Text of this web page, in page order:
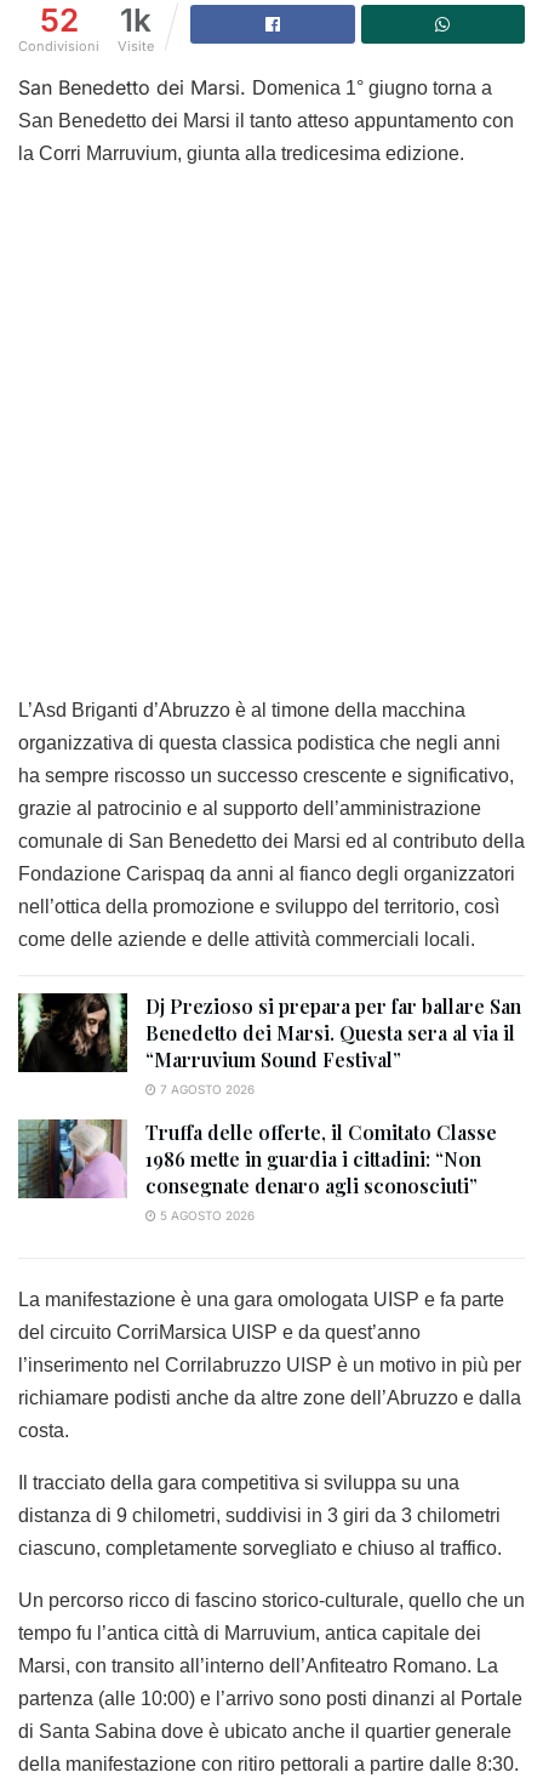
52
Condivisioni
1k
Visite
San Benedetto dei Marsi. Domenica 1° giugno torna a
San Benedetto dei Marsi il tanto atteso appuntamento con
la Corri Marruvium, giunta alla tredicesima edizione.
L’Asd Briganti d’Abruzzo è al timone della macchina
organizzativa di questa classica podistica che negli anni
ha sempre riscosso un successo crescente e significativo,
grazie al patrocinio e al supporto dell’amministrazione
comunale di San Benedetto dei Marsi ed al contributo della
Fondazione Carispaq da anni al fianco degli organizzatori
nell’ottica della promozione e sviluppo del territorio, così
come delle aziende e delle attività commerciali locali.
Dj Prezioso si prepara per far ballare San
Benedetto dei Marsi. Questa sera al via il
“Marruvium Sound Festival”
7 AGOSTO 2026
Truffa delle offerte, il Comitato Classe
1986 mette in guardia i cittadini: “Non
consegnate denaro agli sconosciuti”
5 AGOSTO 2026
La manifestazione è una gara omologata UISP e fa parte
del circuito CorriMarsica UISP e da quest’anno
l’inserimento nel Corrilabruzzo UISP è un motivo in più per
richiamare podisti anche da altre zone dell’Abruzzo e dalla
costa.
Il tracciato della gara competitiva si sviluppa su una
distanza di 9 chilometri, suddivisi in 3 giri da 3 chilometri
ciascuno, completamente sorvegliato e chiuso al traffico.
Un percorso ricco di fascino storico-culturale, quello che un
tempo fu l’antica città di Marruvium, antica capitale dei
Marsi, con transito all’interno dell’Anfiteatro Romano. La
partenza (alle 10:00) e l’arrivo sono posti dinanzi al Portale
di Santa Sabina dove è ubicato anche il quartier generale
della manifestazione con ritiro pettorali a partire dalle 8:30.